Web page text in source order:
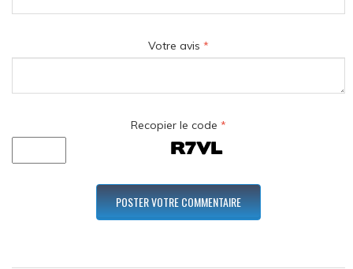
Votre avis *
Recopier le code *